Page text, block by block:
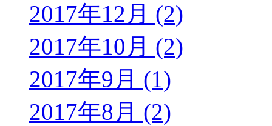
2017年12月 (2)
2017年10月 (2)
2017年9月 (1)
2017年8月 (2)